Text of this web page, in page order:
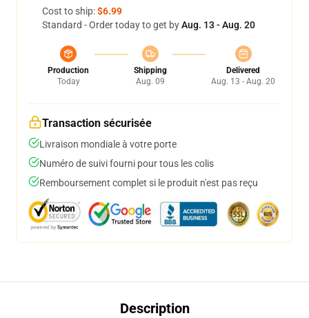
Cost to ship:$6.99
Standard - Order today to get byAug. 13 - Aug. 20
Production
Today
Shipping
Aug. 09
Delivered
Aug. 13 - Aug. 20
Transaction sécurisée
Livraison mondiale à votre porte
Numéro de suivi fourni pour tous les colis
Remboursement complet si le produit n'est pas reçu
Description